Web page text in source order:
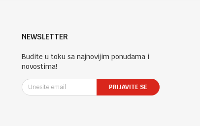
NEWSLETTER
Budite u toku sa najnovijim ponudama i
novostima!
PRIJAVITE SE